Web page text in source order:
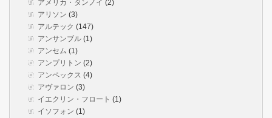
アメリカ・タンノイ (2)
アリソン (3)
アルテック (147)
アンサンブル (1)
アンセム (1)
アンプリトン (2)
アンペックス (4)
アヴァロン (3)
イエクリン・フロート (1)
イソフォン (1)